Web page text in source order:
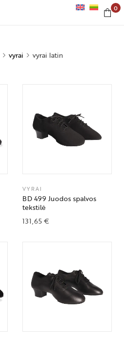
0
vyrai vyrai latin
VYRAI
BD 499 Juodos spalvos
tekstilė
131,65€